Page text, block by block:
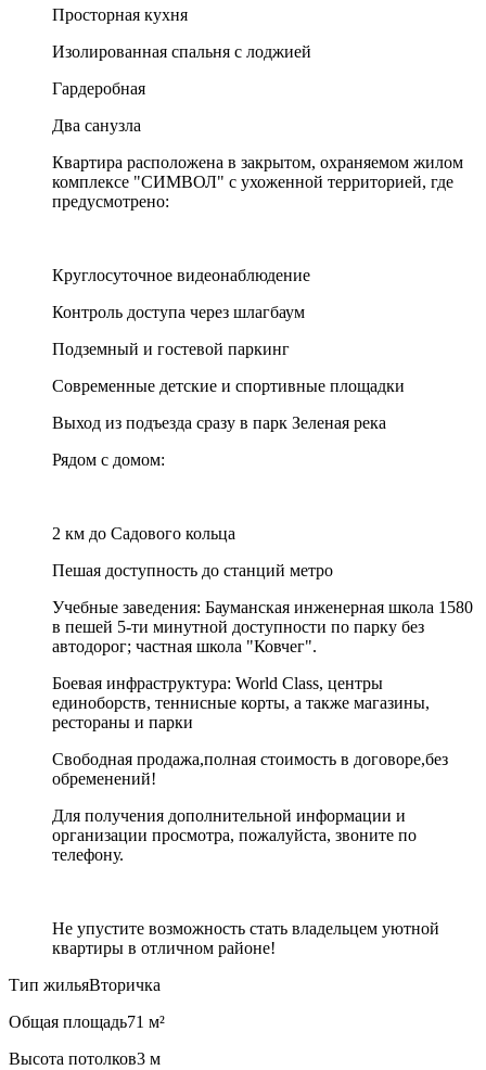
Просторная кухня
Изолированная спальня с лоджией
Гардеробная
Два санузла
Квартира расположена в закрытом, охраняемом жилом
комплексе "СИМВОЛ" с ухоженной территорией, где
предусмотрено:
Круглосуточное видеонаблюдение
Контроль доступа через шлагбаум
Подземный и гостевой паркинг
Современные детские и спортивные площадки
Выход из подъезда сразу в парк Зеленая река
Рядом с домом:
2 км до Садового кольца
Пешая доступность до станций метро
Учебные заведения: Бауманская инженерная школа 1580
в пешей 5-ти минутной доступности по парку без
автодорог; частная школа "Ковчег".
Боевая инфраструктура: World Class, центры
единоборств, теннисные корты, а также магазины,
рестораны и парки
Свободная продажа,полная стоимость в договоре,без
обременений!
Для получения дополнительной информации и
организации просмотра, пожалуйста, звоните по
телефону.
Не упустите возможность стать владельцем уютной
квартиры в отличном районе!
Тип жильяВторичка
Общая площадь71 м²
Высота потолков3 м